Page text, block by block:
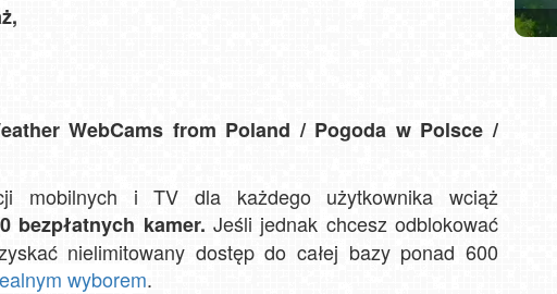
WebCams from Poland / Pogoda w Polsce /
mobilnych i TV dla każdego użytkownika wciąż
bezpłatnych kamer. Jeśli jednak chcesz odblokować
nielimitowany dostęp do całej bazy ponad 600
wyborem.